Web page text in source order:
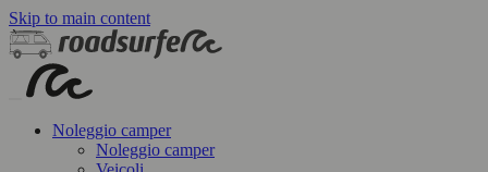
Skip to main content
Noleggio camper
Noleggio camper